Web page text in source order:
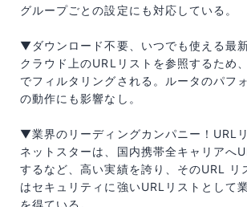
グループごとの設定にも対応している。
▼ダウンロード不要、いつでも使える最
クラウド上のURLリストを参照するため
でフィルタリングされる。ルータのパフ
の動作にも影響なし。
▼業界のリーディングカンパニー！URL
ネットスターは、国内携帯全キャリアへ
するなど、高い実績を誇り、そのURL リ
はセキュリティに強いURLリストとして
を得ている。